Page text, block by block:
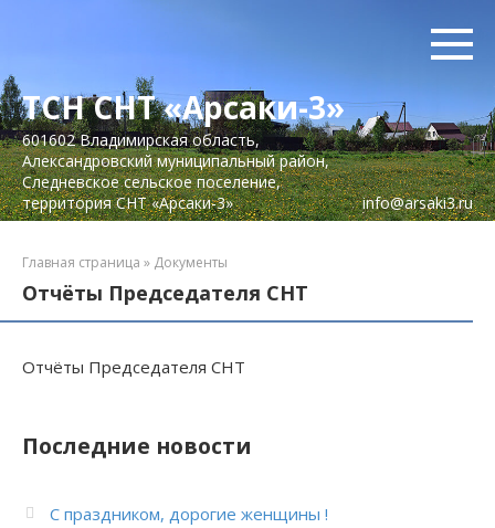
ТСН СНТ «Арсаки-3»
601602 Владимирская область,
Александровский муниципальный район,
Следневское сельское поселение,
территория СНТ «Арсаки-3»
info@arsaki3.ru
Главная страница » Документы
Отчёты Председателя СНТ
Отчёты Председателя СНТ
Последние новости
С праздником, дорогие женщины !